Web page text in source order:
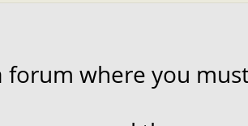
forum where you